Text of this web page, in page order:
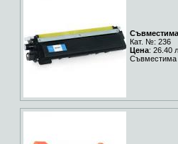
Съвместима
Кат. №: 236
Цена: 26.40
Съвместима